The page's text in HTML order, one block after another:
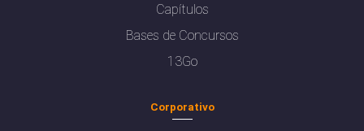
Capítulos
Bases de Concursos
13Go
Corporativo